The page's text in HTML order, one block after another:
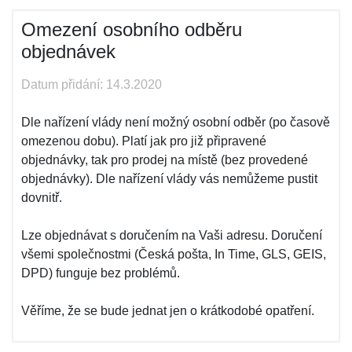
Omezení osobního odběru
objednávek
Datum přidání: 14.3.2020
Dle nařízení vlády není možný osobní odběr (po časově
omezenou dobu). Platí jak pro již připravené
objednávky, tak pro prodej na místě (bez provedené
objednávky). Dle nařízení vlády vás nemůžeme pustit
dovnitř.
Lze objednávat s doručením na Vaši adresu. Doručení
všemi společnostmi (Česká pošta, In Time, GLS, GEIS,
DPD) funguje bez problémů.
Věříme, že se bude jednat jen o krátkodobé opatření.